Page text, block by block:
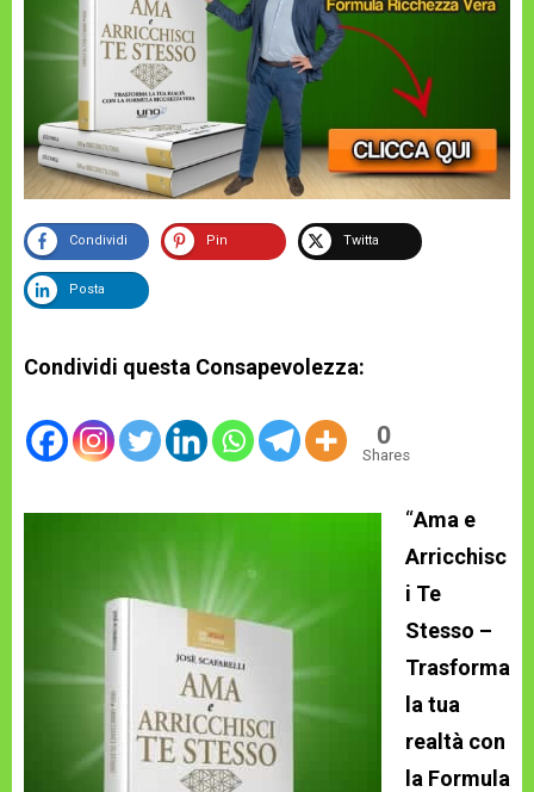
Condividi Pin Twitta
Posta
Condividi questa Consapevolezza:
0
Shares
“Ama e
Arricchisc
i Te
Stesso –
Trasforma
la tua
realtà con
la Formula